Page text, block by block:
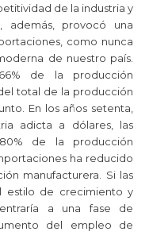
de la industria y
además, provocó una
como nunca
de nuestro país.
de la producción
total de la producción
En los años setenta,
adicta a dólares, las
de la producción
ha reducido
manufacturera. Si las
estilo de crecimiento y
a una fase de
del empleo de